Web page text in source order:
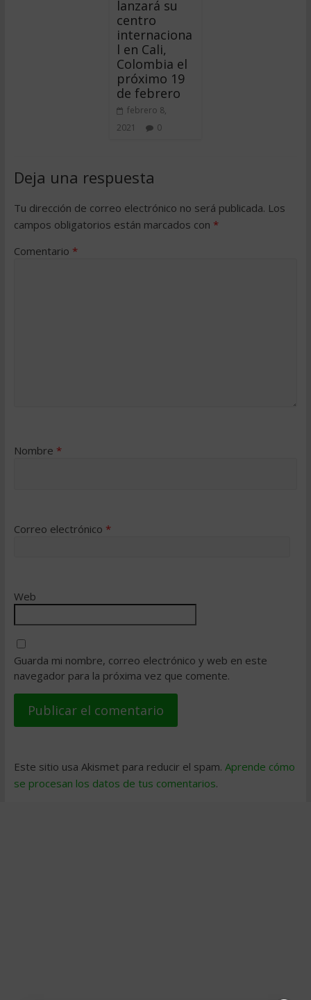
lanzará su
centro
internaciona
l en Cali,
Colombia el
próximo 19
de febrero
febrero 8,
2021
0
Deja una respuesta
Tu dirección de correo electrónico no será publicada. Los
campos obligatorios están marcados con *
Comentario *
Nombre *
Correo electrónico *
Web
Guarda mi nombre, correo electrónico y web en este
navegador para la próxima vez que comente.
Este sitio usa Akismet para reducir el spam. Aprende cómo
se procesan los datos de tus comentarios.